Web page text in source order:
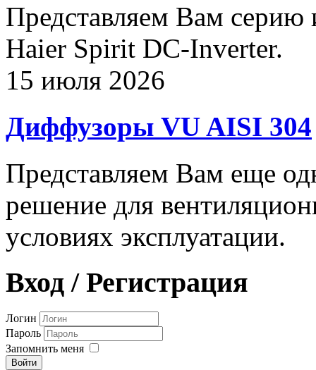
Представляем Вам серию
Haier Spirit DC-Inverter.
15 июля 2026
Диффузоры VU AISI 304
Представляем Вам еще
решение для
условиях эксплуатации.
Вход / Регистрация
Логин
Пароль
Запомнить меня
Войти